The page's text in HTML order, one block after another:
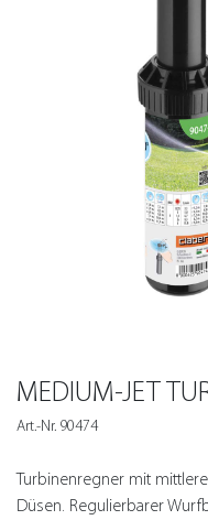
MEDIUM-JET
Art.-Nr. 90474
Turbinenregner mit
Düsen. Regulierbarer